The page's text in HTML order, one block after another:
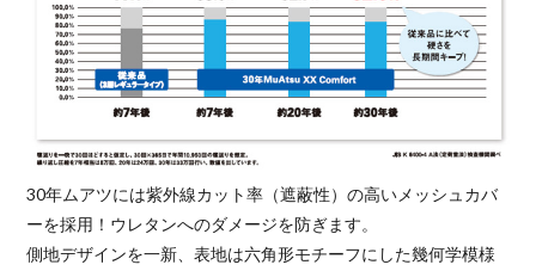
30年ムアツには紫外線カット率（遮蔽性）の高いメッシュカバ
ーを採用！ウレタンへのダメージを防ぎます。
側地デザインを一新、表地は六角形モチーフにした幾何学模様